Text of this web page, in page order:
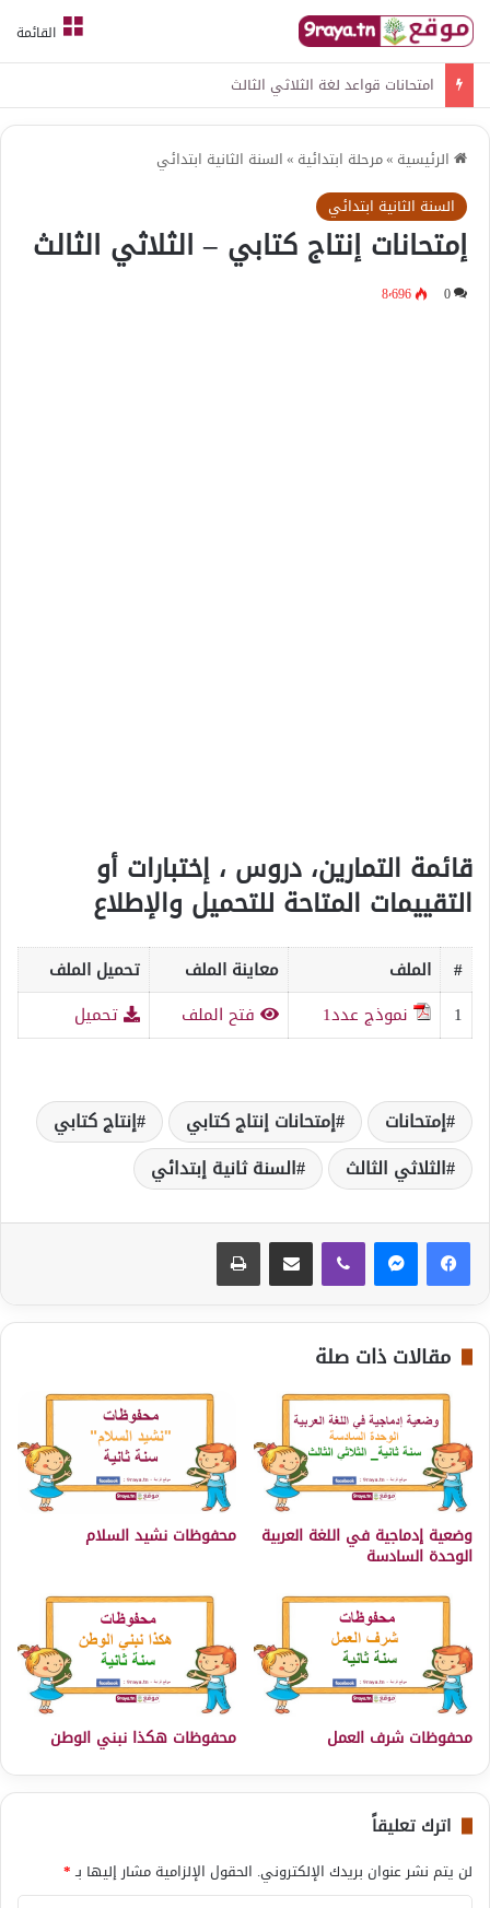
القائمة
امتحانات قواعد لغة الثلاثي الثالث
الرئيسية »مرحلة ابتدائية »السنة الثانية ابتدائي
السنة الثانية ابتدائي
إمتحانات إنتاج كتابي – الثلاثي الثالث
0 8٬696
قائمة التمارين، دروس ، إختبارات أو
التقييمات المتاحة للتحميل والإطلاع
# الملف معاينة الملف
تحميل الملف
1
نموذج عدد1 فتح الملف تحميل
إمتحانات إمتحانات إنتاج كتابي
إنتاج كتابي
الثلاثي الثالث
السنة ثانية إبتدائي
مقالات ذات صلة
وضعية إدماجية في اللغة العربية
الوحدة السادسة
محفوظات نشيد السلام
محفوظات شرف العمل محفوظات هكذا نبني الوطن
اترك تعليقاً
لن يتم نشر عنوان بريدك الإلكتروني. الحقول الإلزامية مشار إليها بـ*